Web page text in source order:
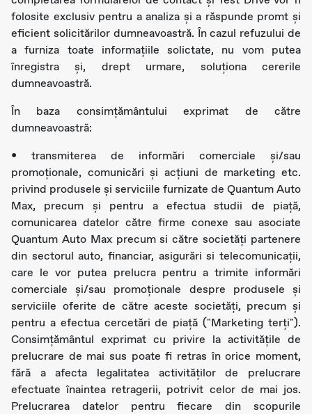
folosite exclusiv pentru a analiza și a răspunde promt și
eficient solicitărilor dumneavoastră. În cazul refuzului de
a furniza toate informațiile solictate, nu vom putea
înregistra și, drept urmare, soluționa cererile
dumneavoastră.
În baza consimțământului exprimat de către
dumneavoastră:
• transmiterea de informări comerciale şi/sau
promoţionale, comunicări și acțiuni de marketing etc.
privind produsele şi serviciile furnizate de Quantum Auto
Max, precum şi pentru a efectua studii de piaţă,
comunicarea datelor către firme conexe sau asociate
Quantum Auto Max precum si către societăți partenere
din sectorul auto, financiar, asigurări si telecomunicații,
care le vor putea prelucra pentru a trimite informări
comerciale şi/sau promoționale despre produsele şi
serviciile oferite de către aceste societăți, precum şi
pentru a efectua cercetări de piaţă ("Marketing terţi").
Consimțământul exprimat cu privire la activitățile de
prelucrare de mai sus poate fi retras în orice moment,
fără a afecta legalitatea activităților de prelucrare
efectuate înaintea retragerii, potrivit celor de mai jos.
Prelucrarea datelor pentru fiecare din scopurile